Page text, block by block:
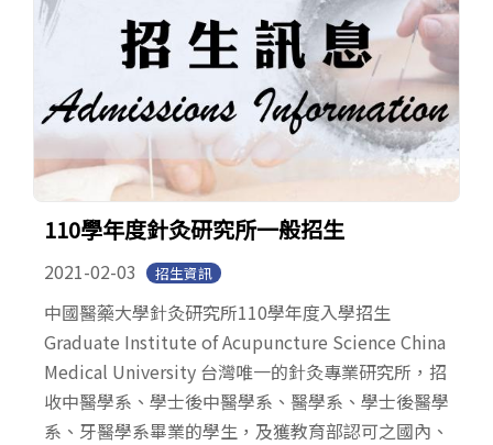
110學年度針灸研究所一般招生
2021-02-03 招生資訊
中國醫藥大學針灸研究所110學年度入學招生
Graduate Institute of Acupuncture Science China
Medical University 台灣唯一的針灸專業研究所，招
收中醫學系、學士後中醫學系、醫學系、學士後醫學
系、牙醫學系畢業的學生，及獲教育部認可之國內、